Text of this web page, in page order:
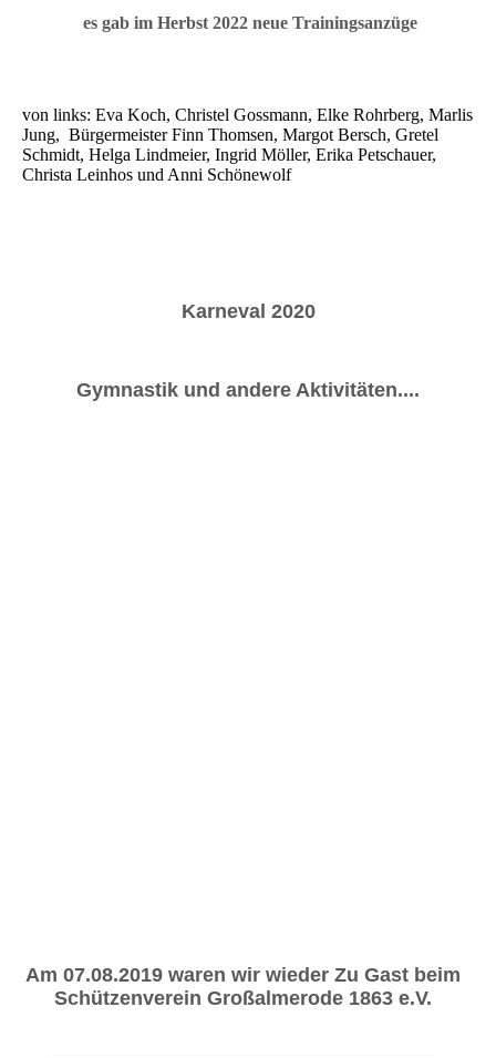
es gab im Herbst 2022 neue Trainingsanzüge
von links: Eva Koch, Christel Gossmann, Elke Rohrberg, Marlis
Jung, Bürgermeister Finn Thomsen, Margot Bersch, Gretel
Schmidt, Helga Lindmeier, Ingrid Möller, Erika Petschauer,
Christa Leinhos und Anni Schönewolf
Karneval 2020
Gymnastik und andere Aktivitäten....
Am 07.08.2019 waren wir wieder Zu Gast beim
Schützenverein Großalmerode 1863 e.V.